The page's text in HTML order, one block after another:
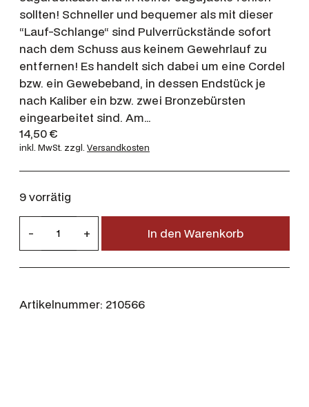
sollten! Schneller und bequemer als mit dieser
“Lauf-Schlange“ sind Pulverrückstände sofort
nach dem Schuss aus keinem Gewehrlauf zu
entfernen! Es handelt sich dabei um eine Cordel
bzw. ein Gewebeband, in dessen Endstück je
nach Kaliber ein bzw. zwei Bronzebürsten
eingearbeitet sind. Am…
14,50€
inkl. MwSt. zzgl. Versandkosten
9 vorrätig
´
- + In den Warenkorb
Artikelnummer: 210566